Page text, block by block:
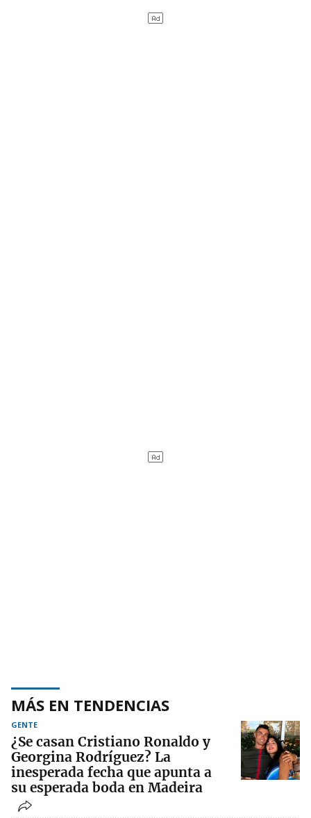
MÁS EN TENDENCIAS
GENTE
¿Se casan Cristiano Ronaldo y
Georgina Rodríguez? La
inesperada fecha que apunta a
su esperada boda en Madeira